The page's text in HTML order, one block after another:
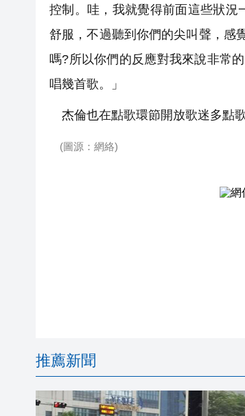
控制。哇，我就覺得前面這些狀況
舒服，不過聽到你們的尖叫聲，感
嗎?所以你們的反應對我來說非常
唱幾首歌。」
杰倫也在點歌環節開放歌迷多點
(圖源：網絡)
推薦新聞